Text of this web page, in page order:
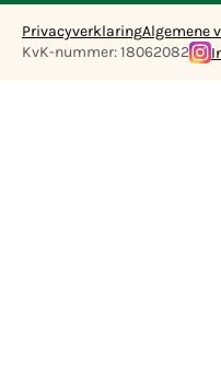
PrivacyverklaringAlgemene
KvK-nummer: 18062082